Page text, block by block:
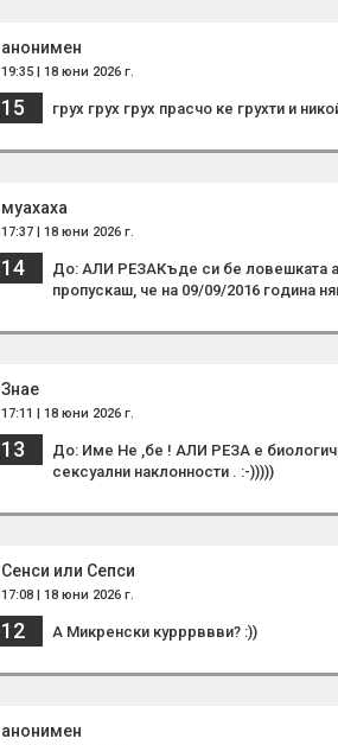
анонимен
19:35 | 18 юни 2026 г.
15 грух грух грух прасчо ке грухти и
муахаха
17:37 | 18 юни 2026 г.
14
До: АЛИ РЕЗАКъде си бе ловешката
пропускаш, че на 09/09/2016 година
Знае
17:11 | 18 юни 2026 г.
13
До: Име Не ,бе ! АЛИ РЕЗА е
сексуални наклонности . :-)))))
Сенси или Сепси
17:08 | 18 юни 2026 г.
12 А Микренски курррввви? :))
анонимен